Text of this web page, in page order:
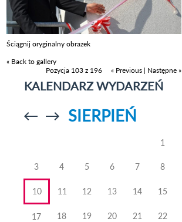
Ściągnij oryginalny obrazek
« Back to gallery
Pozycja 103 z 196
« Previous | Następne »
KALENDARZ WYDARZEŃ
Przejdź doPrzejdź do
SIERPIEŃ
1
3 4 5 6 7 8
10 11 12 13 14 15
17 18 19 20 21 22